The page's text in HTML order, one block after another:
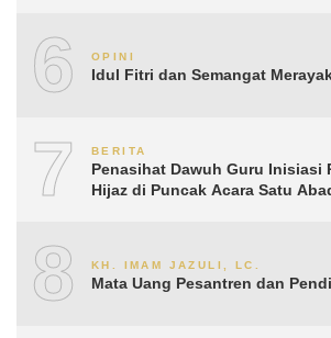
6 OPINI
Idul Fitri dan Semangat
7 BERITA
Penasihat Dawuh Guru Inisiasi
Hijaz di Puncak Acara Satu
8 KH. IMAM JAZULI, LC.
Mata Uang Pesantren dan